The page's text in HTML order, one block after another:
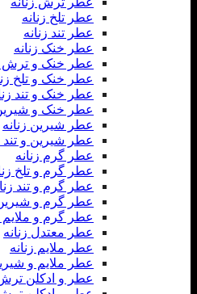
عطر تلخ زنانه
عطر تند زنانه
عطر خنک زنانه
عطر خنک و ترش
عطر خنک و تلخ
عطر خنک و تند
عطر خنک و شیرین
عطر شیرین زنانه
عطر شیرین و تند
عطر گرم زنانه
عطر گرم و تلخ
عطر گرم و تند
عطر گرم و شیرین
عطر گرم و ملایم
عطر معتدل زنانه
عطر ملایم زنانه
عطر ملایم و
عطر و ادکلن ترش